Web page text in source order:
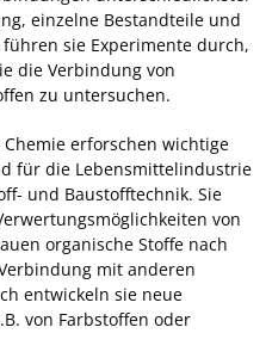
einzelne Bestandteile und
sie Experimente durch,
die Verbindung von
zu untersuchen.
erforschen wichtige
für die Lebensmittelindustrie
und Baustofftechnik. Sie
von
organische Stoffe nach
mit anderen
entwickeln sie neue
von Farbstoffen oder